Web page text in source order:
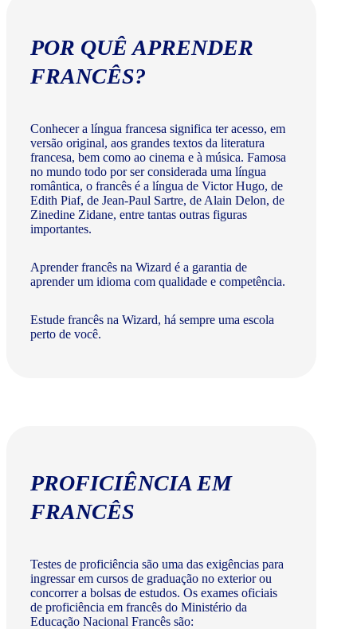
POR QUÊ APRENDER
FRANCÊS?
Conhecer a língua francesa significa ter acesso, em
versão original, aos grandes textos da literatura
francesa, bem como ao cinema e à música. Famosa
no mundo todo por ser considerada uma língua
romântica, o francês é a língua de Victor Hugo, de
Edith Piaf, de Jean-Paul Sartre, de Alain Delon, de
Zinedine Zidane, entre tantas outras figuras
importantes.
Aprender francês na Wizard é a garantia de
aprender um idioma com qualidade e competência.
Estude francês na Wizard, há sempre uma escola
perto de você.
PROFICIÊNCIA EM
FRANCÊS
Testes de proficiência são uma das exigências para
ingressar em cursos de graduação no exterior ou
concorrer a bolsas de estudos. Os exames oficiais
de proficiência em francês do Ministério da
Educação Nacional Francês são: